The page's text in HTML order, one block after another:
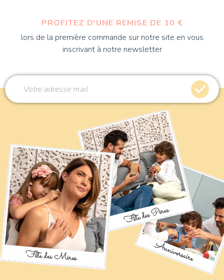
PROFITEZ D'UNE REMISE DE 10 €
lors de la première commande sur notre site en vous
inscrivant à notre newsletter